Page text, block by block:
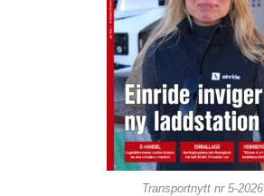
Transportnytt nr 5-2026